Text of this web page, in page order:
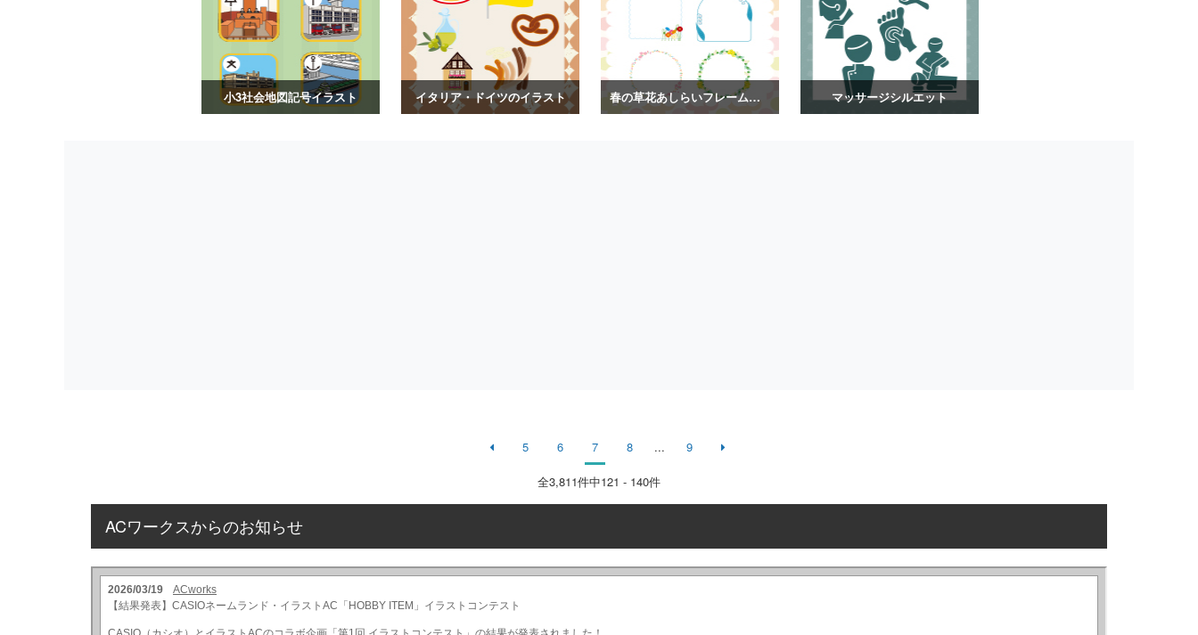
小3社会地図記号イラスト イタリア・ドイツのイラスト 春の草花あしらいフレームイラスト マッサージシルエット
5 6 7 8 ... 9
全3,811件中121 - 140件
ACワークスからのお知らせ